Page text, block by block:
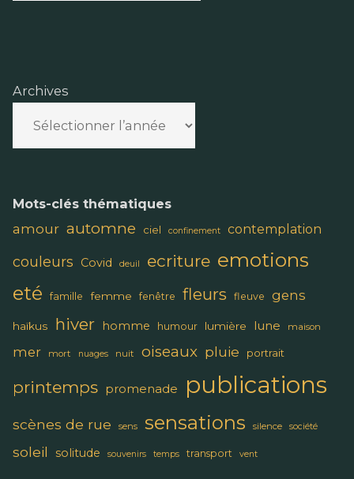
Archives
Mots-clés thématiques
amour automne ciel confinement contemplation
couleurs Covid deuil ecriture emotions
eté famille femme fenêtre fleurs fleuve gens
haïkus hiver homme humour lumière lune maison
mer mort nuages nuit oiseaux pluie portrait
printemps promenade publications
scènes de rue sens sensations silence société
soleil solitude souvenirs temps transport vent